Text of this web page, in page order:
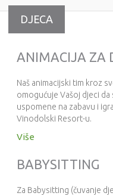
DJECA
ANIMACIJA ZA
Naš animacijski tim kroz
omogućuje Vašoj djeci
uspomene na zabavu i
Vinodolski Resort-u.
Više
BABYSITTING
Za Babysitting (čuvanje